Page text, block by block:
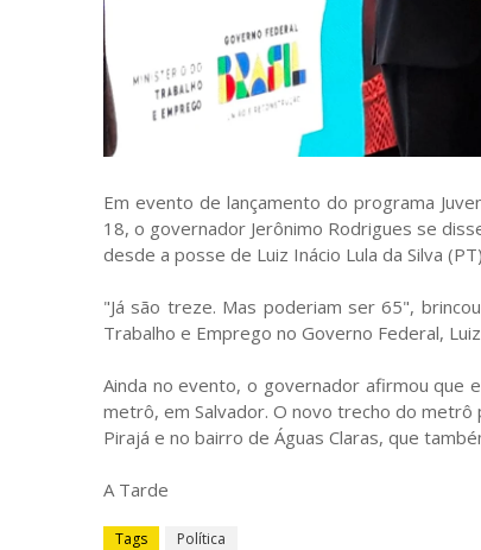
Em evento de lançamento do programa
18, o governador Jerônimo Rodrigues se
desde a posse de Luiz Inácio Lula da Silva
"Já são treze. Mas poderiam ser 65",
Trabalho e Emprego no Governo Federal,
Ainda no evento, o governador afirmou que
metrô, em Salvador. O novo trecho do
Pirajá e no bairro de Águas Claras, que
A Tarde
Tags Política